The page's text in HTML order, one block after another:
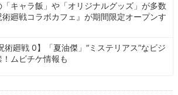
キャラ飯」や「オリジナルグッズ」が多数
廻戦コラボカフェ』が期間限定オープンす
術廻戦 0】「夏油傑」“ミステリアス”なビジ
！ムビチケ情報も